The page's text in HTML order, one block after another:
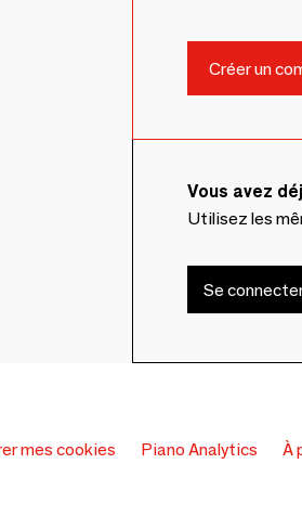
Vous avez
Utilisez les
Se
mes cookies Piano Analytics À